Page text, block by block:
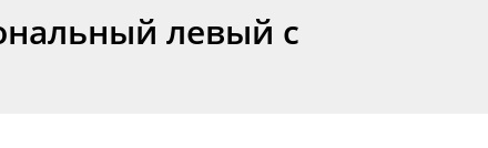
левый с